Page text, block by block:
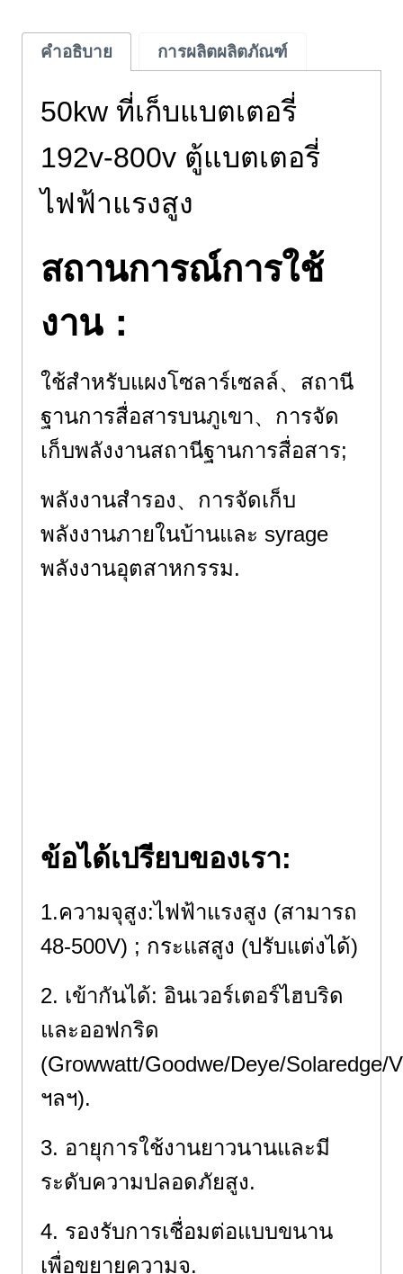
คำอธิบาย การผลิตผลิตภัณฑ์
50kw ที่เก็บแบตเตอรี่
192v-800v ตู้แบตเตอรี่
ไฟฟ้าแรงสูง
สถานการณ์การใช้
งาน：
ใช้สำหรับแผงโซลาร์เซลล์、สถานี
ฐานการสื่อสารบนภูเขา、การจัด
เก็บพลังงานสถานีฐานการสื่อสาร;
พลังงานสำรอง、 การจัดเก็บ
พลังงานภายในบ้านและ syrage
พลังงานอุตสาหกรรม.
ข้อได้เปรียบของเรา:
1.ความจุสูง:ไฟฟ้าแรงสูง (สามารถ
48-500V) ; กระแสสูง (ปรับแต่งได้)
2. เข้ากันได้: อินเวอร์เตอร์ไฮบริด
และออฟกริด
(Growwatt/Goodwe/Deye/Solaredge/
ฯลฯ).
3. อายุการใช้งานยาวนานและมี
ระดับความปลอดภัยสูง.
4. รองรับการเชื่อมต่อแบบขนาน
เพื่อขยายความจุ.